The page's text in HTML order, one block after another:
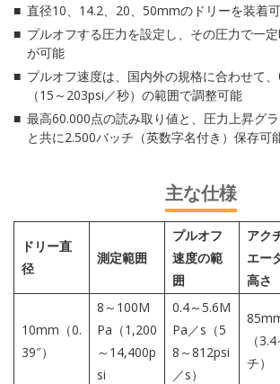
直径10、14.2、20、50mmのドリーを装着
プルオフする圧力を設定し、その圧力で一
が可能
プルオフ速度は、国内外の規格に合わせて
（15～203psi／秒）の範囲で調整可能
最高60.000点の読み取り値と、圧力上昇グ
と共に2.500バッチ（英数字名付き）保存可
主な仕様
ドリー直
径
測定範囲
プルオフ
速度の範
囲
アク
エー
高さ
10mm（0.
39″）
8～100M
Pa（1,200
～14,400p
si
0.4～5.6M
Pa／s（5
8～812psi
／s）
（
チ）